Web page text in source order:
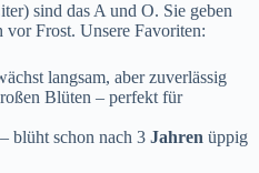
sind das A und O. Sie geben
vor Frost. Unsere Favoriten:
langsam, aber zuverlässig
Blüten – perfekt für
blüht schon nach 3 Jahren üppig